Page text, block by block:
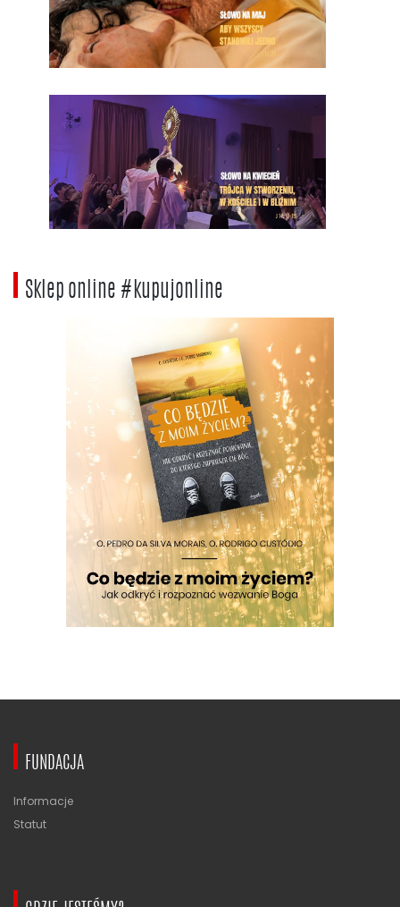
Sklep online #kupujonline
FUNDACJA
Informacje
Statut